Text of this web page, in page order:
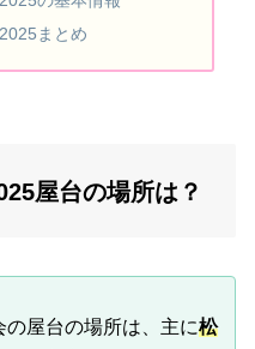
まとめ
屋台の場所は？
屋台の場所は、主に松